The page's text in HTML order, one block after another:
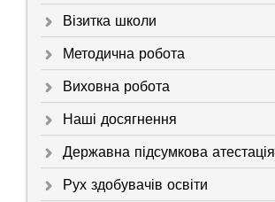
Візитка школи
Методична робота
Виховна робота
Наші досягнення
Державна підсумкова атестація
Рух здобувачів освіти